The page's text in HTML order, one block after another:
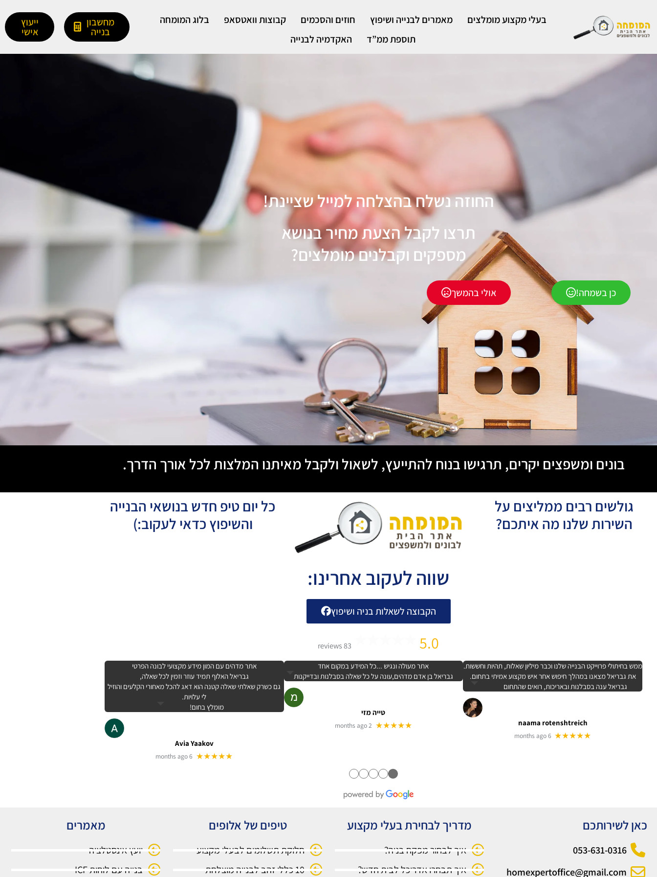
בעלי מקצוע מומלצים מאמרים לבנייה ושיפוץ חוזים והסכמים קבוצות וואטסאפ
בלוג המומחה
תוספת ממ”ד
האקדמיה לבנייה
מחשבון
בנייה
ייעוץ
אישי
החוזה נשלח בהצלחה למייל שציינת!
תרצו לקבל הצעת מחיר בנושא
מספקים וקבלנים מומלצים?
כן בשמחה! אולי בהמשך
בונים ומשפצים יקרים, תרגישו בנוח להתייעץ, לשאול ולקבל מאיתנו המלצות לכל אורך הדרך.
גולשים רבים ממליצים על
השירות שלנו מה איתכם?
שווה לעקוב אחרינו:
הקבוצה לשאלות בניה ושיפוץ
כל יום טיפ חדש בנושאי הבנייה
והשיפוץ כדאי לעקוב:)
5.0
83 reviews
ממש בחיתולי פרוייקט הבנייה שלנו וכבר מיליון שאלות, תהיות וחששות.
את גבריאל מצאנו במהלך חיפוש אחר איש מקצוע אמיתי בתחום.
גבריאל ענה בסבלנות ובאריכות, רואים שהתחום
naama rotenshtreich
★★★★★
6 months ago
אתר מעולה ונגיש ...כל המידע במקום אחד
גבריאל בן אדם מדהים,עונה על כל שאלה בסבלנות ובדייקנות
טייה מזי
★★★★★
2 months ago
אתר מדהים עם המון מידע מקצועי לבונה הפרטי
גבריאל האלוף תמיד עוזר וזמין לכל שאלה,
גם כשרק שאלתי שאלה קטנה הוא דאג להכל מאחורי הקלעים והוזיל
לי עלויות.
מומלץ בחום!
Avia Yaakov
★★★★★
6 months ago
●
●
●
●
●
כאן לשירותכם
053-631-0316
homexpertoffice@gmail.com
מדריך לבחירת בעלי מקצוע
איך לבחור מפקח בניה?
איך תבחרו אדריכל לבית חדש?
טיפים של אלופים
חלוקת תשלומים לבעלי מקצוע
10 כללי זהב לבנייה מוצלחת
מאמרים
יועץ אינסטלציה
בנייה עם לוחות ICF